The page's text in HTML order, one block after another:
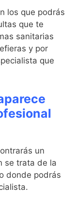
los que podrás
que te
sanitarias
y por
que
un
se trata de la
donde podrás